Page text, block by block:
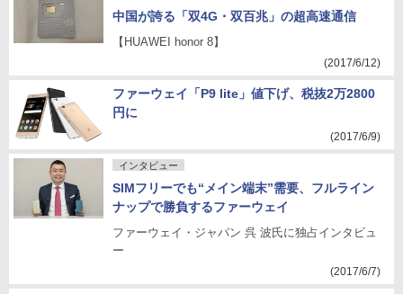
中国が誇る「双4G・双百兆」の超高速通信
【HUAWEI honor 8】
(2017/6/12)
ファーウェイ「P9 lite」値下げ、税抜2万2800
円に
(2017/6/9)
インタビュー
SIMフリーでも“メイン端末”需要、フルライン
ナップで勝負するファーウェイ
ファーウェイ・ジャパン 呉 波氏に独占インタビュ
ー
(2017/6/7)